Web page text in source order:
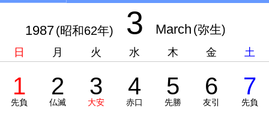
1987(昭和62年) 3 March (弥生)
日 月 火 水 木 金 土
1
先負
2
仏滅
3
大安
4
赤口
5
先勝
6
友引
7
先負